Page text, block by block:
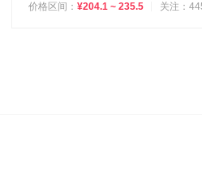
价格区间： ¥204.1 ~ 235.5 关注：